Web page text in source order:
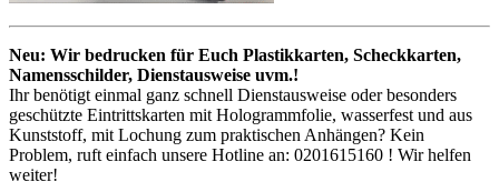
Neu: Wir bedrucken für Euch Plastikkarten, Scheckkarten,
Namensschilder, Dienstausweise uvm.!
Ihr benötigt einmal ganz schnell Dienstausweise oder besonders
geschützte Eintrittskarten mit Hologrammfolie, wasserfest und aus
Kunststoff, mit Lochung zum praktischen Anhängen? Kein
Problem, ruft einfach unsere Hotline an: 0201615160 ! Wir helfen
weiter!